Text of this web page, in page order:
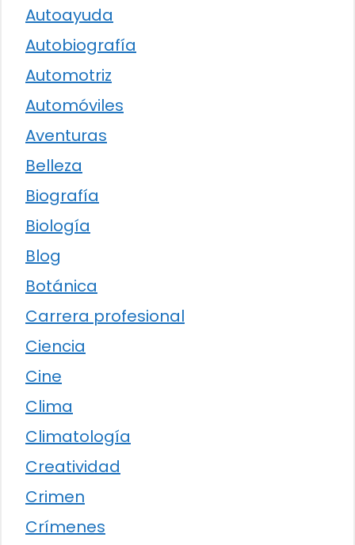
Autoayuda
Autobiografía
Automotriz
Automóviles
Aventuras
Belleza
Biografía
Biología
Blog
Botánica
Carrera profesional
Ciencia
Cine
Clima
Climatología
Creatividad
Crimen
Crímenes